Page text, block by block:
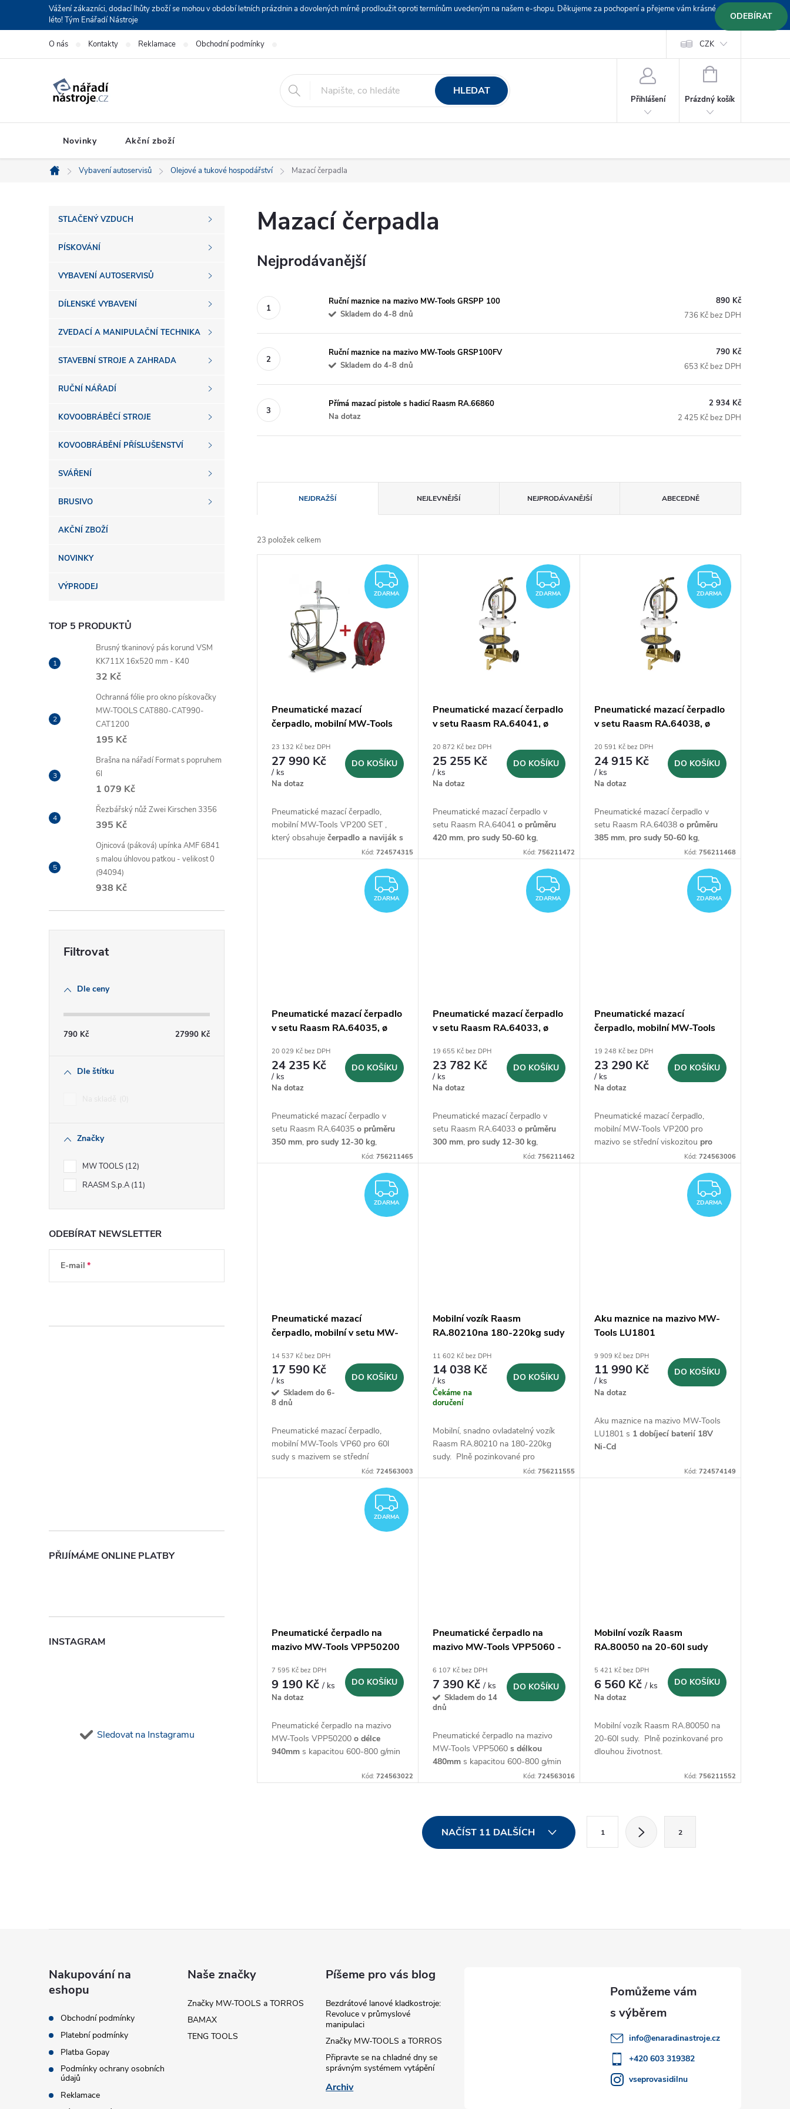
Vážení zákazníci, dodací lhůty zboží se mohou v období letních prázdnin a dovolených mírně prodloužit oproti termínům uvedeným na našem e-shopu. Děkujeme za pochopení a přejeme vám krásné
léto! Tým Enářadí Nástroje
O nás Kontakty Reklamace Obchodní podmínky Platba GoPay +420 603 319382
CZK
HLEDAT
Přihlášení
NÁKUPNÍ
Prázdný košík
Novinky Akční zboží
Domů
Vybavení autoservisů Olejové a tukové hospodářství Mazací čerpadla
P
o
s
a
n
n
p
a
n
STLAČENÝ VZDUCH
PÍSKOVÁNÍ
VYBAVENÍ AUTOSERVISŮ
DÍLENSKÉ VYBAVENÍ
ZVEDACÍ A MANIPULAČNÍ TECHNIKA
STAVEBNÍ STROJE A ZAHRADA
RUČNÍ NÁŘADÍ
KOVOOBRÁBĚCÍ STROJE
KOVOOBRÁBĚNÍ PŘÍSLUŠENSTVÍ
SVÁŘENÍ
BRUSIVO
AKČNÍ ZBOŽÍ
NOVINKY
VÝPRODEJ
TOP 5 PRODUKTŮ
Brusný tkaninový pás korund VSM
KK711X 16x520 mm - K40
32 Kč
Ochranná fólie pro okno pískovačky
MW-TOOLS CAT880-CAT990-
CAT1200
195 Kč
Brašna na nářadí Format s popruhem
6l
1 079 Kč
Řezbářský nůž Zwei Kirschen 3356
395 Kč
Ojnicová (páková) upínka AMF 6841
s malou úhlovou patkou - velikost 0
(94094)
938 Kč
Dle ceny
790 Kč 27990 Kč
Dle štítku
Značky
MW TOOLS 12
RAASM S.p.A 11
ODEBÍRAT NEWSLETTER
E-mail
ODEBÍRAT
PŘIJÍMÁME ONLINE PLATBY
INSTAGRAM
Sledovat na Instagramu
Mazací čerpadla
Nejprodávanější
Ruční maznice na mazivo MW-Tools GRSPP 100
Skladem do 4-8 dnů
890 Kč
736 Kč bez DPH
Ruční maznice na mazivo MW-Tools GRSP100FV
Skladem do 4-8 dnů
790 Kč
653 Kč bez DPH
Přímá mazací pistole s hadicí Raasm RA.66860
Na dotaz
2 934 Kč
2 425 Kč bez DPH
a
z
NEJDRAŽŠÍ NEJLEVNĚJŠÍ NEJPRODÁVANĚJŠÍ ABECEDNĚ
23 položek celkem
k
ZDARMA
ZDARMA
Pneumatické mazací
čerpadlo, mobilní MW-Tools
23 132 Kč bez DPH
27 990 Kč
/ ks
Na dotaz
DO KOŠÍKU
Pneumatické mazací čerpadlo,
mobilní MW-Tools VP200 SET ,
který obsahuje čerpadlo a naviják s
hadicí SHV3815 + 2 šroubení
Kód:724574315
ZDARMA
ZDARMA
Pneumatické mazací čerpadlo
v setu Raasm RA.64041, ø
20 872 Kč bez DPH
25 255 Kč
/ ks
Na dotaz
DO KOŠÍKU
Pneumatické mazací čerpadlo v
setu Raasm RA.64041o průměru
420 mm, pro sudy 50-60 kg,
krytu bubnu, unášecí desky, hadice
Kód: 756211472
ZDARMA
Pneumatické mazací čerpadlo
v setu Raasm RA.64038, ø
20 591 Kč bez DPH
24 915 Kč
/ ks
Na dotaz
DO KOŠÍKU
Pneumatické mazací čerpadlo v
setu Raasm RA.64038 o průměru
385 mm, pro sudy 50-60 kg,
krytu bubnu, unášecí desky, hadice
Kód: 756211468
ZDARMA
ZDARMA
Pneumatické mazací čerpadlo
v setu Raasm RA.64035, ø
20 029 Kč bez DPH
24 235 Kč
/ ks
Na dotaz
DO KOŠÍKU
Pneumatické mazací čerpadlo v
setu Raasm RA.64035 o průměru
350 mm, pro sudy 12-30 kg,
krytu bubnu, unášecí desky, hadice
Kód:756211465
ZDARMA
ZDARMA
Pneumatické mazací čerpadlo
v setu Raasm RA.64033, ø
19 655 Kč bez DPH
23 782 Kč
/ ks
Na dotaz
DO KOŠÍKU
Pneumatické mazací čerpadlo v
setu Raasm RA.64033o průměru
300 mm, pro sudy 12-30 kg,
Kód: 756211462
ZDARMA
Pneumatické mazací
čerpadlo, mobilní MW-Tools
19 248 Kč bez DPH
23 290 Kč
/ ks
Na dotaz
DO KOŠÍKU
Pneumatické mazací čerpadlo,
mobilní MW-Tools VP200 pro
mazivo se střední viskozitou pro
Kód: 724563006
ZDARMA
ZDARMA
Pneumatické mazací
čerpadlo, mobilní v setu MW-
14 537 Kč bez DPH
17 590 Kč
/ ks
Skladem do 6-
8 dnů
DO KOŠÍKU
Pneumatické mazací čerpadlo,
mobilní MW-Tools VP60 pro 60l
sudy s mazivem se střední
Kód:724563003
Mobilní vozík Raasm
RA.80210na 180-220kg sudy
11 602 Kč bez DPH
14 038 Kč
/ ks
Čekáme na
doručení
DO KOŠÍKU
Mobilní, snadno ovladatelný vozík
Raasm RA.80210 na 180-220kg
sudy. Plně pozinkované pro
Kód: 756211555
ZDARMA
Aku maznice na mazivo MW-
Tools LU1801
9 909 Kč bez DPH
11 990 Kč
/ ks
Na dotaz
DO KOŠÍKU
Aku maznice na mazivo MW-Tools
LU1801 s 1 dobíjecí baterií 18V
Ni-Cd
Kód: 724574149
ZDARMA
ZDARMA
Pneumatické čerpadlo na
mazivo MW-Tools VPP50200
7 595 Kč bez DPH
9 190 Kč/ ks
Na dotaz
DO KOŠÍKU
Pneumatické čerpadlo na mazivo
MW-Tools VPP50200 o délce
940mm s kapacitou 600-800 g/min
Kód:724563022
Pneumatické čerpadlo na
mazivo MW-Tools VPP5060 -
6 107 Kč bez DPH
7 390 Kč/ ks
Skladem do 14
dnů
DO KOŠÍKU
Pneumatické čerpadlo na mazivo
MW-Tools VPP5060s délkou
480mm s kapacitou 600-800 g/min
Kód: 724563016
Mobilní vozík Raasm
RA.80050 na 20-60l sudy
5 421 Kč bez DPH
6 560 Kč/ ks
Na dotaz
DO KOŠÍKU
Mobilní vozík Raasm RA.80050 na
20-60l sudy. Plně pozinkované pro
dlouhou životnost.
Kód: 756211552
NAČÍST 11 DALŠÍCH 1 2
Nakupování na
eshopu
Obchodní podmínky
Platební podmínky
Platba Gopay
Podmínky ochrany osobních
údajů
Reklamace
Naše značky
Značky MW-TOOLS a TORROS
BAMAX
TENG TOOLS
Píšeme pro vás blog
Bezdrátové lanové kladkostroje:
Revoluce v průmyslové
manipulaci
Značky MW-TOOLS a TORROS
Připravte se na chladné dny se
správným systémem vytápění
Archiv
info@enaradinastroje.cz
+420 603 319382
vseprovasidilnu